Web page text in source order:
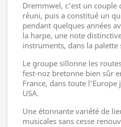
Dremmwel, c’est un
réuni, puis a constitué un
pendant quelques années
la harpe, une note
instruments, dans la
Le groupe sillonne les
fest-noz bretonne bien sûr
France, dans toute
USA.
Une étonnante variété de
musicales sans cesse